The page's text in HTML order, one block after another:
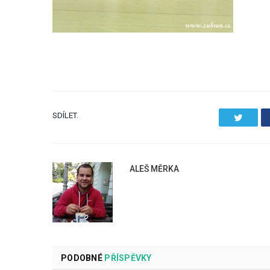
SDÍLET.
ALEŠ MĚRKA
PODOBNÉPŘÍSPĚVKY